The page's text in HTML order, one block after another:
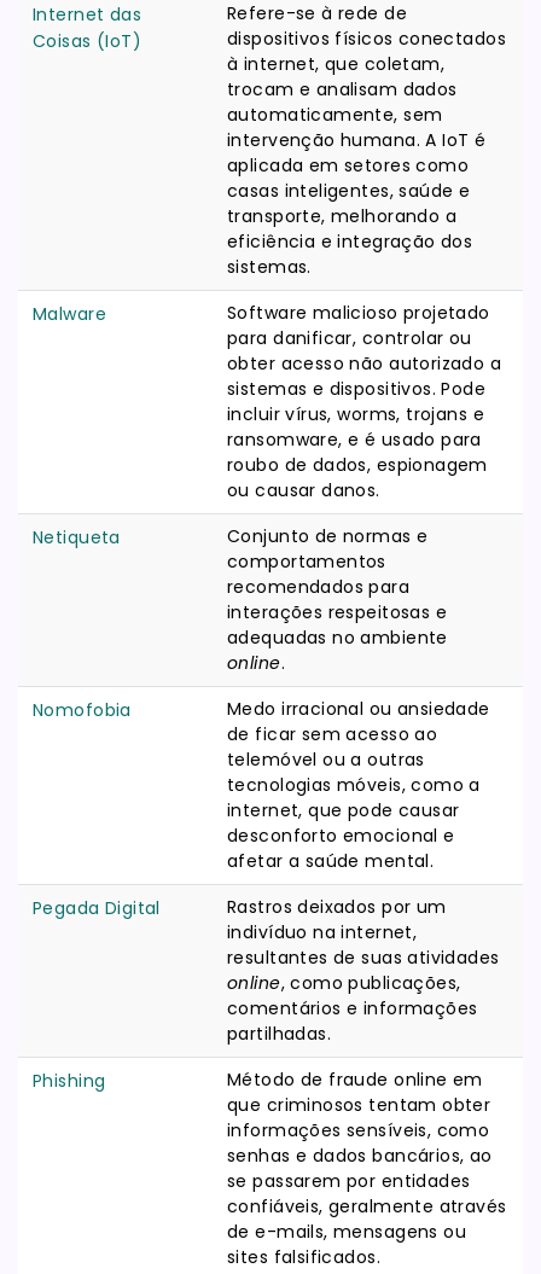
Internet das
Coisas (IoT)
Refere-se à rede de
dispositivos físicos conectados
à internet, que coletam,
trocam e analisam dados
automaticamente, sem
intervenção humana. A IoT é
aplicada em setores como
casas inteligentes, saúde e
transporte, melhorando a
eficiência e integração dos
sistemas.
Malware
Software malicioso projetado
para danificar, controlar ou
obter acesso não autorizado a
sistemas e dispositivos. Pode
incluir vírus, worms, trojans e
ransomware, e é usado para
roubo de dados, espionagem
ou causar danos.
Netiqueta
Conjunto de normas e
comportamentos
recomendados para
interações respeitosas e
adequadas no ambiente
online.
Nomofobia
Medo irracional ou ansiedade
de ficar sem acesso ao
telemóvel ou a outras
tecnologias móveis, como a
internet, que pode causar
desconforto emocional e
afetar a saúde mental.
Pegada Digital
Rastros deixados por um
indivíduo na internet,
resultantes de suas atividades
online, como publicações,
comentários e informações
partilhadas.
Phishing
Método de fraude online em
que criminosos tentam obter
informações sensíveis, como
senhas e dados bancários, ao
se passarem por entidades
confiáveis, geralmente através
de e-mails, mensagens ou
sites falsificados.